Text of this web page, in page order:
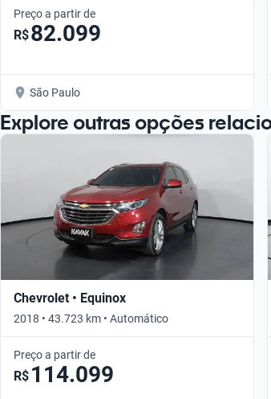
Preço a partir de
R$82.099
São Paulo
Explore outras opções
Chevrolet • Equinox
2018 • 43.723 km • Automático
Preço a partir de
R$ 114.099